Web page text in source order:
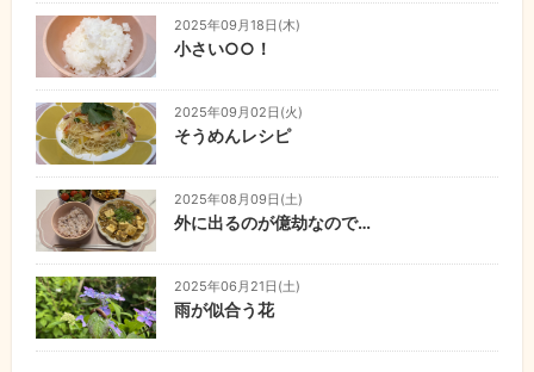
2025年09月18日(木)
小さい○○！
2025年09月02日(火)
そうめんレシピ
2025年08月09日(土)
外に出るのが億劫なので…
2025年06月21日(土)
雨が似合う花